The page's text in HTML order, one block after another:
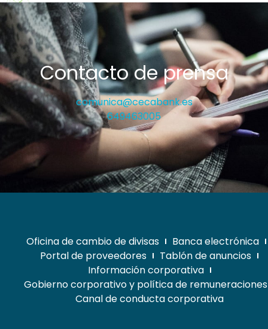
Contacto de prensa
comunica@cecabank.es
649463005
Oficina de cambio de divisas
Banca electrónica
Portal de proveedores
Tablón de anuncios
Información corporativa
Gobierno corporativo y política de remuneraciones
Canal de conducta corporativa